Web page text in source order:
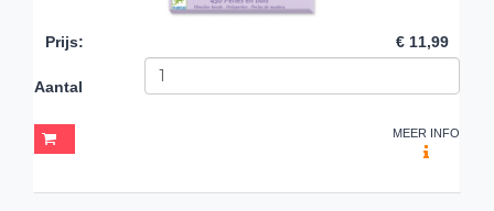
Prijs: € 11,99
Aantal
MEER INFO